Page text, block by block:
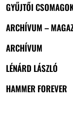
GYŰJTŐI
ARCHÍVUM –
ARCHÍVUM
LÉNÁRD LÁSZLÓ
HAMMER FOREVER